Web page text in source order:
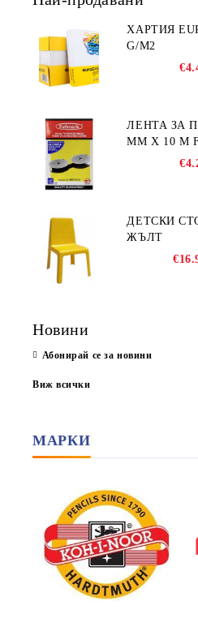
ХАРТИЯ
G/M2
ЛЕНТА ЗА
MM X 10 M
ДЕТСКИ
ЖЪЛТ
Новини
Абонирай се за новини
Виж всички
МАРКИ